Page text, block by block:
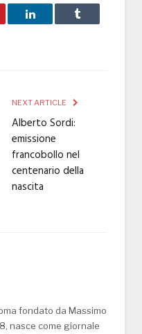
LinkedIn Tumblr
NEXT ARTICLE
Alberto Sordi:
emissione
francobollo nel
centenario della
nascita
fondato da Massimo
nasce come giornale